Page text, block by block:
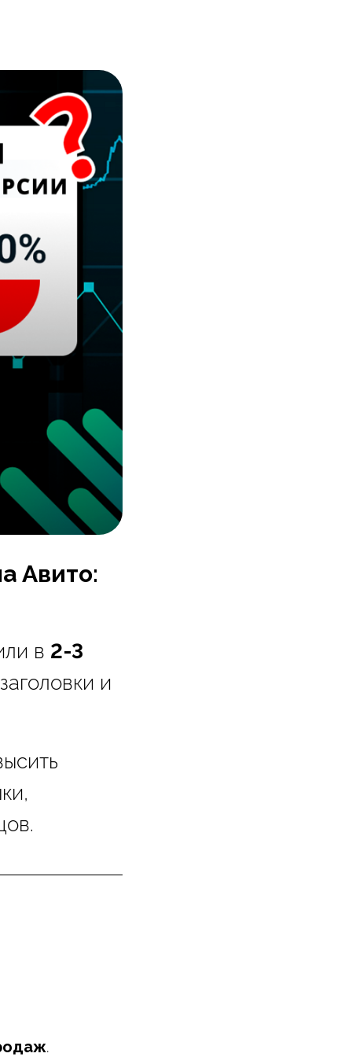
Авито:
в 2-3
и
.